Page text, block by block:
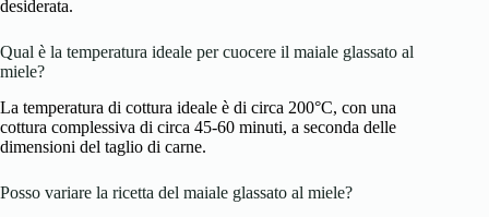
desiderata.
Qual è la temperatura ideale per cuocere il maiale glassato al
miele?
La temperatura di cottura ideale è di circa 200°C, con una
cottura complessiva di circa 45-60 minuti, a seconda delle
dimensioni del taglio di carne.
Posso variare la ricetta del maiale glassato al miele?